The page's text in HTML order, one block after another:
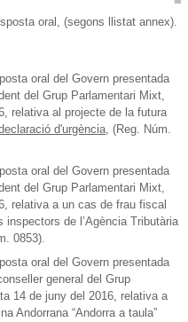
oral, (segons llistat annex).
oral del Govern presentada
del Grup Parlamentari Mixt,
relativa al projecte de la futura
d'urgència , (Reg. Núm.
oral del Govern presentada
del Grup Parlamentari Mixt,
relativa a un cas de frau fiscal
inspectors de l’Agència Tributària
0853).
oral del Govern presentada
general del Grup
14 de juny del 2016, relativa a
Andorrana “Andorra a taula”